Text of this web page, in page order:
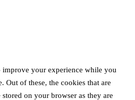
improve your experience while you
Out of these, the cookies that are
stored on your browser as they are